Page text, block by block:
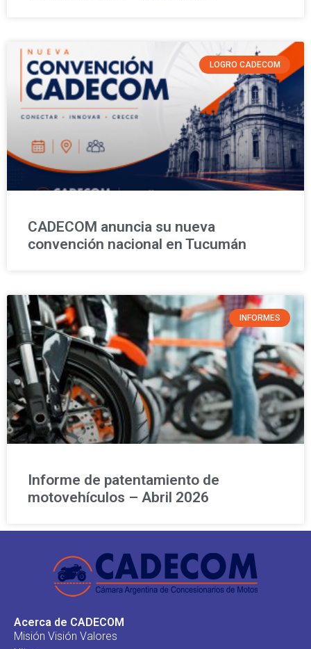
LOGRO CADECOM
CADECOM anuncia su nueva
convención nacional en Tucumán
INFORMES
Informe de patentamiento de
motovehículos – Abril 2026
Acerca de CADECOM
Misión Visión Valores